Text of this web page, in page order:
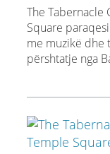
The Tabernacle
Square
me muzikë dhe
përshtatje nga